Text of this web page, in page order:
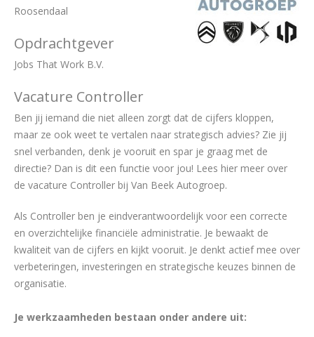
Roosendaal
Opdrachtgever
Jobs That Work B.V.
Vacature Controller
Ben jij iemand die niet alleen zorgt dat de cijfers kloppen,
maar ze ook weet te vertalen naar strategisch advies? Zie jij
snel verbanden, denk je vooruit en spar je graag met de
directie? Dan is dit een functie voor jou! Lees hier meer over
de vacature Controller bij Van Beek Autogroep.
Als Controller ben je eindverantwoordelijk voor een correcte
en overzichtelijke financiële administratie. Je bewaakt de
kwaliteit van de cijfers en kijkt vooruit. Je denkt actief mee over
verbeteringen, investeringen en strategische keuzes binnen de
organisatie.
Je werkzaamheden bestaan onder andere uit: